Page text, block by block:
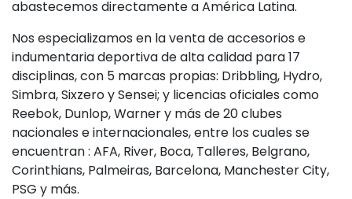
abastecemos directamente a América Latina.
Nos especializamos en la venta de accesorios e
indumentaria deportiva de alta calidad para 17
disciplinas, con 5 marcas propias: Dribbling, Hydro,
Simbra, Sixzero y Sensei; y licencias oficiales como
Reebok, Dunlop, Warner y más de 20 clubes
nacionales e internacionales, entre los cuales se
encuentran : AFA, River, Boca, Talleres, Belgrano,
Corinthians, Palmeiras, Barcelona, Manchester City,
PSG y más.